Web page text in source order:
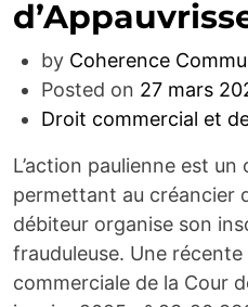
by Coherence
Posted on 27 mars
Droit commercial et
L’action paulienne est
permettant au créancier
débiteur organise son
frauduleuse. Une
commerciale de la Cour